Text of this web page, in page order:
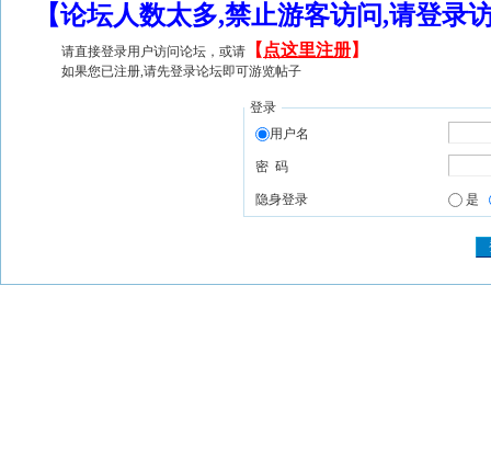
【论坛人数太多,禁止游客访问,请登
请直接登录用户访问论坛，或请 【 点这里注册】
如果您已注册,请先登录论坛即可游览帖子
登录
用户名
密 码
隐身登录 是